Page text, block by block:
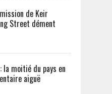
de Keir
Street dément
la moitié du pays en
aiguë